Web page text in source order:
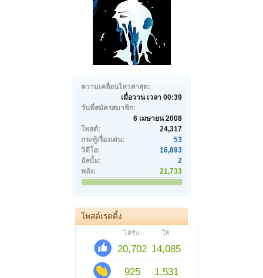
ความเคลื่อนไหวล่าสุด:
เมื่อวาน เวลา 00:39
วันที่สมัครสมาชิก:
6 เมษายน 2008
โพสต์:
24,317
กระทู้เรื่องเด่น:
53
วิดีโอ:
16,893
อัลบั้ม:
2
พลัง:
21,733
โพสต์เรตติ้ง
ได้รับ: ให้:
20,702 14,085
925
1,531